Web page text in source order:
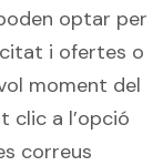
optar per
i ofertes o
moment del
clic a l’opció
correus